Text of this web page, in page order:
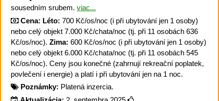
sousedním srubem. viac...
Cena: Léto: 700 Kč/os/noc (i při ubytování jen 1 osoby)
nebo celý objekt 7.000 Kč/chata/noc (tj. při 11 osobách 636
Kč/os/noc). Zima: 600 Kč/os/noc (i při ubytování jen 1 osoby)
nebo celý objekt 6.000 Kč/chata/noc (tj. při 11 osobách 545
Kč/os/noc). Ceny jsou konečné (zahrnují rekreační poplatek,
povlečení i energie) a platí i při ubytování jen na 1 noc.
Poznámky: Platená inzercia.